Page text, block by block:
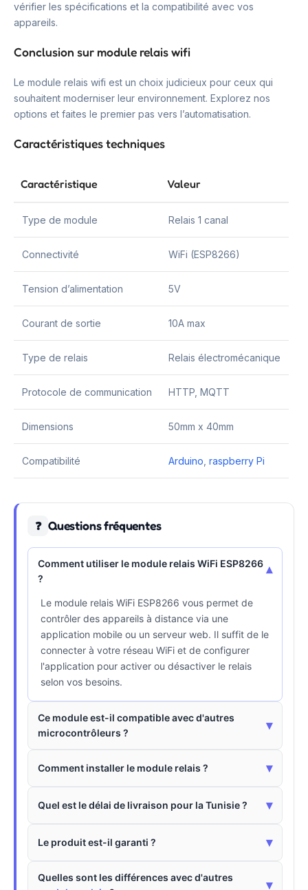
vérifier les spécifications et la compatibilité avec vos
appareils.
Conclusion sur module relais wifi
Le module relais wifi est un choix judicieux pour ceux qui
souhaitent moderniser leur environnement. Explorez nos
options et faites le premier pas vers l’automatisation.
Caractéristiques techniques
Caractéristique Valeur
Type de module Relais 1 canal
Connectivité WiFi (ESP8266)
Tension d’alimentation 5V
Courant de sortie 10A max
Type de relais Relais électromécanique
Protocole de communication HTTP, MQTT
Dimensions 50mm x 40mm
Compatibilité Arduino raspberry Pi
❓ Questions fréquentes
Comment utiliser le module relais WiFi ESP8266
?
▾
Le module relais WiFi ESP8266 vous permet de
contrôler des appareils à distance via une
application mobile ou un serveur web. Il suffit de le
connecter à votre réseau WiFi et de configurer
l'application pour activer ou désactiver le relais
selon vos besoins.
Ce module est-il compatible avec d'autres
microcontrôleurs ?
▾
Comment installer le module relais ? ▾
Quel est le délai de livraison pour la Tunisie ? ▾
Le produit est-il garanti ? ▾
Quelles sont les différences avec d'autres
▾